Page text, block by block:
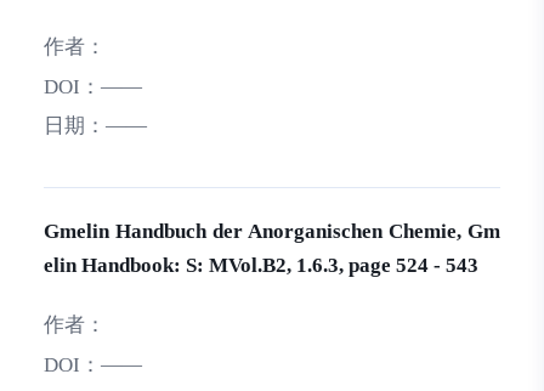
作者：
DOI： ——
日期： ——
Gmelin Handbuch der Anorganischen Chemie, Gm
elin Handbook: S: MVol.B2, 1.6.3, page 524 - 543
作者：
DOI： ——